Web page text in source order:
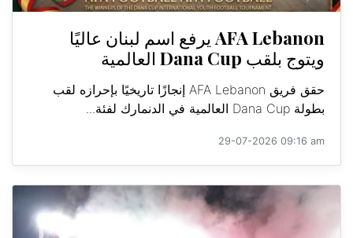
AFA Lebanon يرفع اسم لبنان عاليًا
ويتوج بلقب Dana Cup العالمية
حقق فريق AFA Lebanon إنجازًا تاريخيًا بإحرازه لقب
بطولة Dana Cup العالمية في الدنمارك لفئة...
29-07-2026 09:16 am